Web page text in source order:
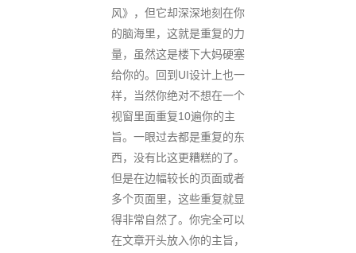
风》，但它却深深地刻在你
的脑海里，这就是重复的力
量，虽然这是楼下大妈硬塞
给你的。回到UI设计上也一
样，当然你绝对不想在一个
视窗里面重复10遍你的主
旨。一眼过去都是重复的东
西，没有比这更糟糕的了。
但是在边幅较长的页面或者
多个页面里，这些重复就显
得非常自然了。你完全可以
在文章开头放入你的主旨，